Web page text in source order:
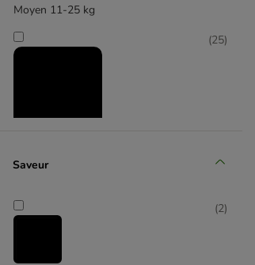
Moyen 11-25 kg
(25)
Saveur
(2)